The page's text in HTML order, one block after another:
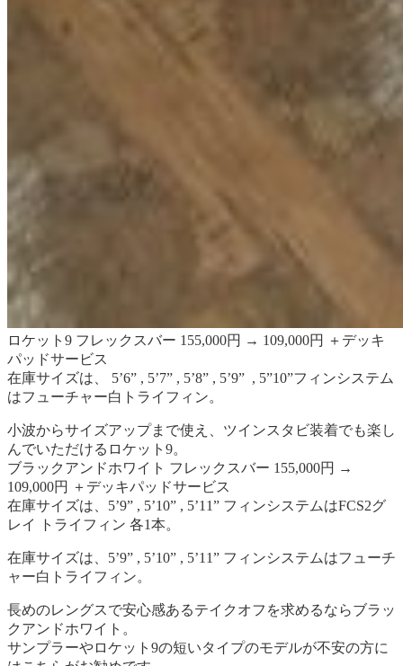
ロケット9 フレックスバー 155,000円 → 109,000円 ＋デッキ
パッドサービス
在庫サイズは、 5’6” , 5’7” , 5’8” , 5’9” , 5”10”フィンシステム
はフューチャー白トライフィン。
小波からサイズアップまで使え、ツインスタビ装着でも楽し
んでいただけるロケット9。
ブラックアンドホワイト フレックスバー 155,000円 →
109,000円 ＋デッキパッドサービス
在庫サイズは、5’9” , 5’10” , 5’11” フィンシステムはFCS2グ
レイ トライフィン 各1本。
在庫サイズは、5’9” , 5’10” , 5’11” フィンシステムはフューチ
ャー白トライフィン。
長めのレングスで安心感あるテイクオフを求めるならブラッ
クアンドホワイト。
サンプラーやロケット9の短いタイプのモデルが不安の方に